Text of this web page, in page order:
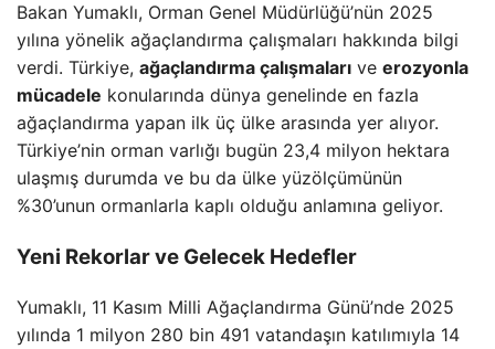
Bakan Yumaklı, Orman Genel Müdürlüğü’nün 2025
yılına yönelik ağaçlandırma çalışmaları hakkında bilgi
verdi. Türkiye, ağaçlandırma çalışmaları ve erozyonla
mücadele konularında dünya genelinde en fazla
ağaçlandırma yapan ilk üç ülke arasında yer alıyor.
Türkiye’nin orman varlığı bugün 23,4 milyon hektara
ulaşmış durumda ve bu da ülke yüzölçümünün
%30’unun ormanlarla kaplı olduğu anlamına geliyor.
Yeni Rekorlar ve Gelecek Hedefler
Yumaklı, 11 Kasım Milli Ağaçlandırma Günü’nde 2025
yılında 1 milyon 280 bin 491 vatandaşın katılımıyla 14